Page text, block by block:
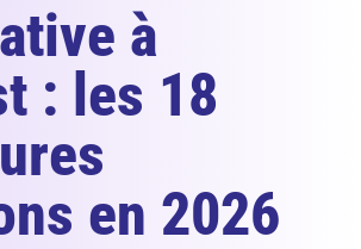
à
: les 18
en 2026